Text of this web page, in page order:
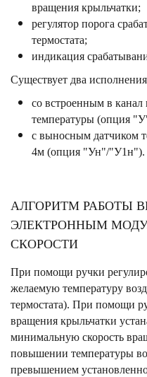
вращения крыльчатки;
регулятор порога
термостата;
индикация
Существует два
со встроенным в канал
температуры (опция
с выносным датчиком
4м (опция "Ун"/"У1н").
АЛГОРИТМ РАБОТЫ
ЭЛЕКТРОННЫМ
СКОРОСТИ
При помощи ручки
желаемую температуру
термостата). При помощи
вращения крыльчатки
минимальную скорость
повышении температуры
превышением